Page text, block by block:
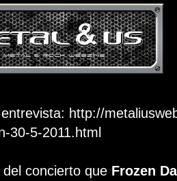
http://
30-5-2011.html
concierto que Frozen